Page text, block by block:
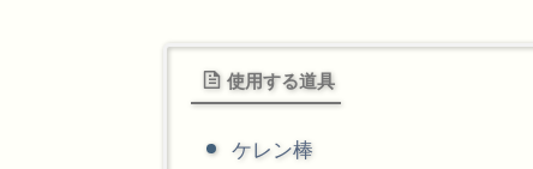
使用する道具
ケレン棒